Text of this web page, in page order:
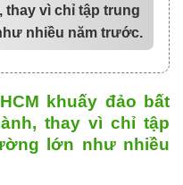
thay vì chỉ tập trung
nhiều năm trước.
khuấy đảo bất
thay vì chỉ tập
lớn như nhiều